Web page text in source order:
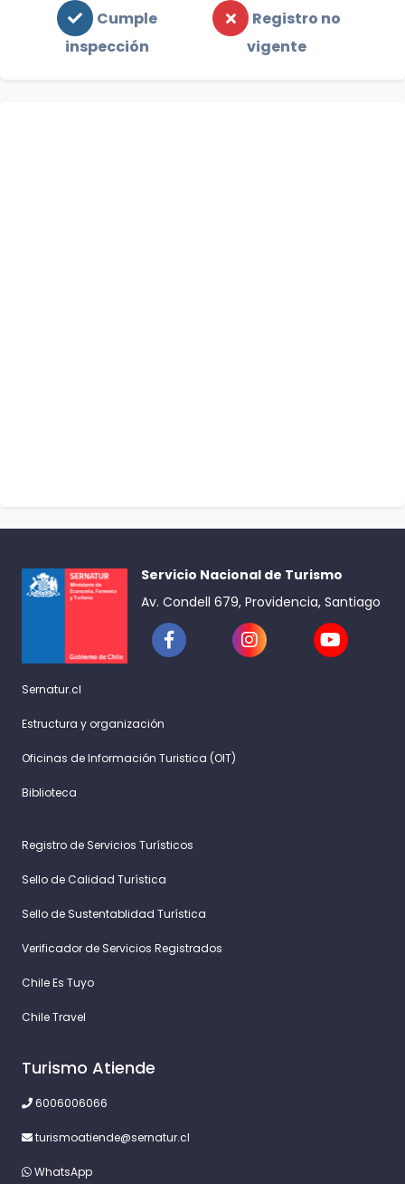
Cumple
inspección
Registro no
vigente
Servicio Nacional de Turismo
Av. Condell 679, Providencia, Santiago
Sernatur.cl
Estructura y organización
Oficinas de Información Turistica (OIT)
Biblioteca
Registro de Servicios Turísticos
Sello de Calidad Turística
Sello de Sustentablidad Turística
Verificador de Servicios Registrados
Chile Es Tuyo
Chile Travel
Turismo Atiende
6006006066
turismoatiende@sernatur.cl
WhatsApp